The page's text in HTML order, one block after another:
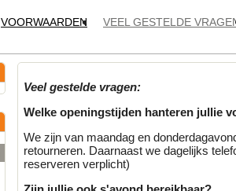
VOORWAARDEN VEEL GESTELDE
Veel gestelde vragen:
Welke openingstijden hanteren jullie
We zijn van maandag en
retourneren. Daarnaast we dagelijks
reserveren verplicht)